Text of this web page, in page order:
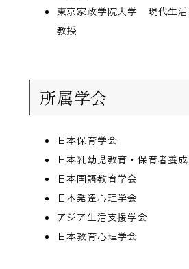
東京家政学院大学 現代生
教授
所属学会
日本保育学会
日本乳幼児教育・保育者養
日本国語教育学会
日本発達心理学会
アジア生活支援学会
日本教育心理学会